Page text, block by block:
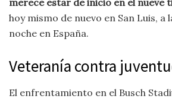
merece estar de inicio en el nueve
hoy mismo de nuevo en San Luis, a
noche en España.
Veteranía contra
El enfrentamiento en el Busch